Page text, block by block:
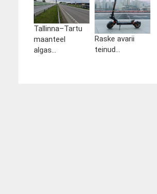
Tallinna–Tartu
maanteel
algas...
Raske avarii
teinud...